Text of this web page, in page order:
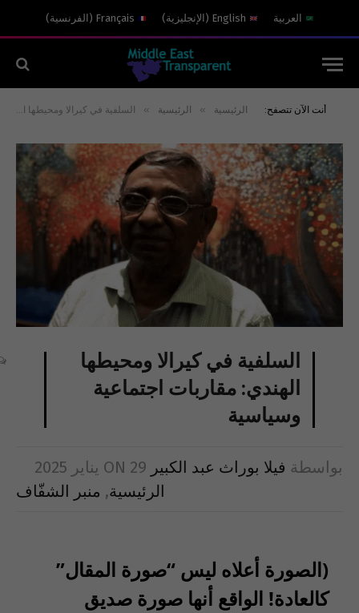
العربية English
( الإنجليزية)
Français
( الفرنسية)
أنت الآن تتصفح: الرئيسية » الرئيسية » السلفية في كيرالا ومحيطها الهندي: مقاربات اجتماعية وسياسية
السلفية في كيرالا ومحيطها
الهندي: مقاربات اجتماعية
وسياسية
بواسطة فيلا بوراث عبد الكبير ON 29 يناير 2025
الرئيسية, منبر الشفّاف
(الصورة أعلاه ليس “صورة المقال”
كالعادة! الواقع أنها صورة صديق